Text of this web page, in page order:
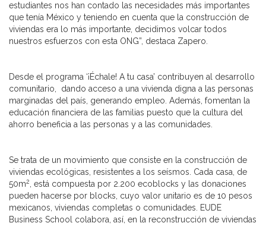
estudiantes nos han contado las necesidades más importantes
que tenía México y teniendo en cuenta que la construcción de
viviendas era lo más importante, decidimos volcar todos
nuestros esfuerzos con esta ONG”, destaca Zapero.
Desde el programa ‘¡Échale! A tu casa’ contribuyen al desarrollo
comunitario, dando acceso a una vivienda digna a las personas
marginadas del país, generando empleo. Además, fomentan la
educación financiera de las familias puesto que la cultura del
ahorro beneficia a las personas y a las comunidades.
Se trata de un movimiento que consiste en la construcción de
viviendas ecológicas, resistentes a los seísmos. Cada casa, de
50m2
, está compuesta por 2.200 ecoblocks y las donaciones
pueden hacerse por blocks, cuyo valor unitario es de 10 pesos
mexicanos, viviendas completas o comunidades. EUDE
Business School colabora, así, en la reconstrucción de viviendas